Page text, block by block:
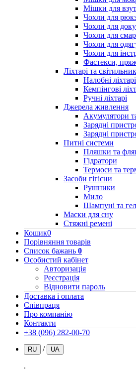
Мішки для
Чохли для
Чохли для
Чохли для
Чохли для
Чохли для
Фастекси,
Ліхтарі та
Налобні ліхтарі
Кемпінгові
Ручні ліхтарі
Джерела живлення
Акумулятори
Зарядні
Зарядні
Питні системи
Пляшки та
Гідратори
Термоси та
Засоби гігієни
Рушники
Мило
Шампуні та
Маски для сну
Стяжні ремені
Кошик0
Порівняння товарів
Список бажань 0
Особистий кабінет
Авторизація
Реєстрація
Відновити пароль
Доставка і оплата
Співпраця
Про компанію
Контакти
+38 (096) 282-00-70
RU / UA
.